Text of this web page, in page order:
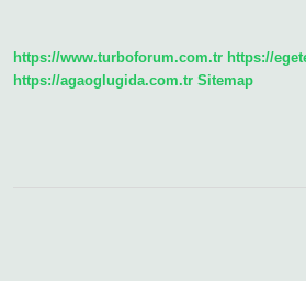
https://www.turboforum.com.tr https://
https://agaoglugida.com.tr Sitemap